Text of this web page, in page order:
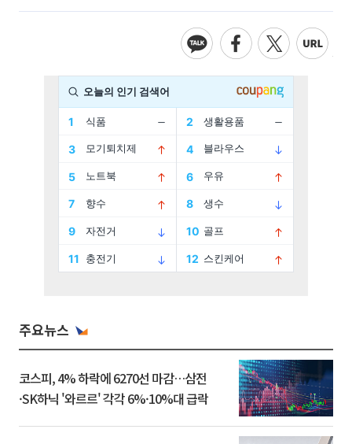
주요뉴스
코스피, 4% 하락에 6270선 마감…삼전
·SK하닉 '와르르' 각각 6%·10%대 급락